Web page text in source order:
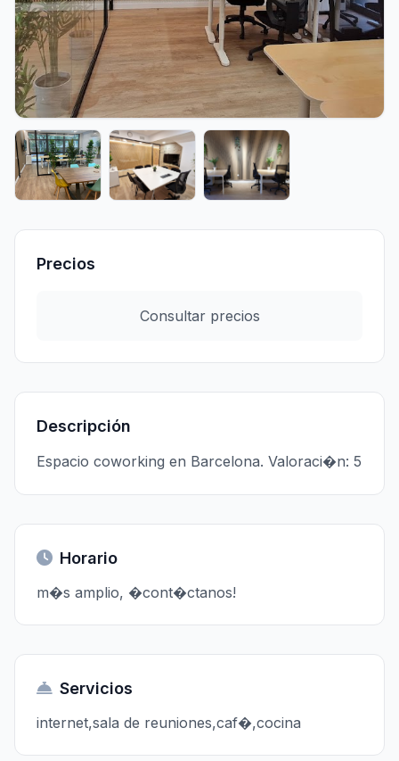
Precios
Consultar precios
Descripción
Espacio coworking en Barcelona. Valoraci�n: 5
Horario
m�s amplio, �cont�ctanos!
Servicios
internet,sala de reuniones,caf�,cocina